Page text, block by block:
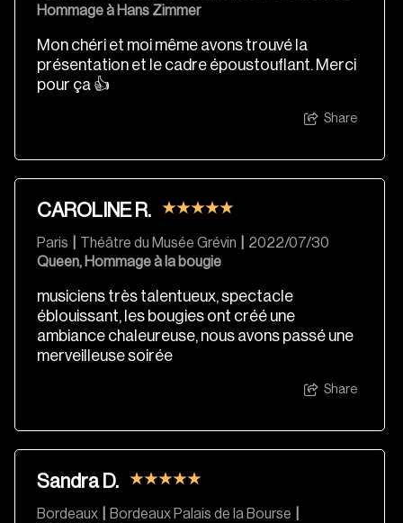
Hommage à Hans Zimmer
Mon chéri et moi même avons trouvé la
présentation et le cadre époustouflant. Merci
pour ça 👍
Share
CAROLINE R.
Paris Théâtre du Musée Grévin
2022/07/30
Queen, Hommage à la bougie
musiciens très talentueux, spectacle
éblouissant, les bougies ont créé une
ambiance chaleureuse, nous avons passé une
merveilleuse soirée
Share
Sandra D.
Bordeaux Bordeaux Palais de la Bourse